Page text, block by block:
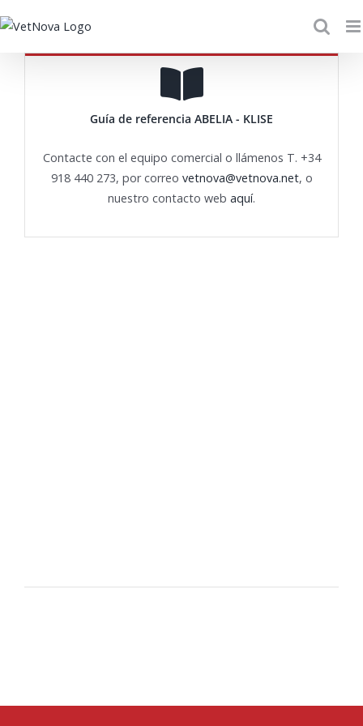
to
content
Guía de referencia ABELIA - KLISE
Contacte con el equipo comercial o llámenos T. +34
918 440 273, por correo vetnova@vetnova.net, o
nuestro contacto web aquí.